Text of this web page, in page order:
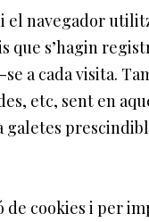
el navegador
que s’hagin
a cada visita.
etc, sent en
galetes
cookies i per